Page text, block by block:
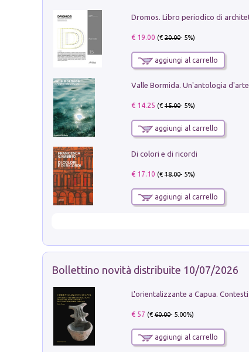
€ 19.00 (€20.00- 5%)
aggiungi al carrello
Valle Bormida. Un'antologia d'arte
€ 14.25 (€15.00- 5%)
aggiungi al carrello
Di colori e di ricordi
€ 17.10 (€18.00- 5%)
aggiungi al carrello
Bollettino novità distribuite 10/07/2026
€ 57 (€60.00- 5.00%)
aggiungi al carrello